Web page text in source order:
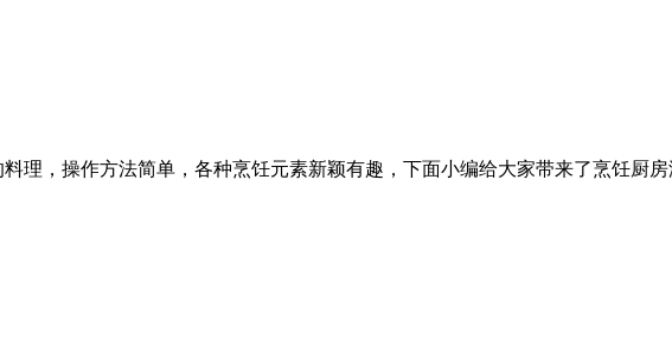
理，操作方法简单，各种烹饪元素新颖有趣，下面小编给大家带来了烹饪厨